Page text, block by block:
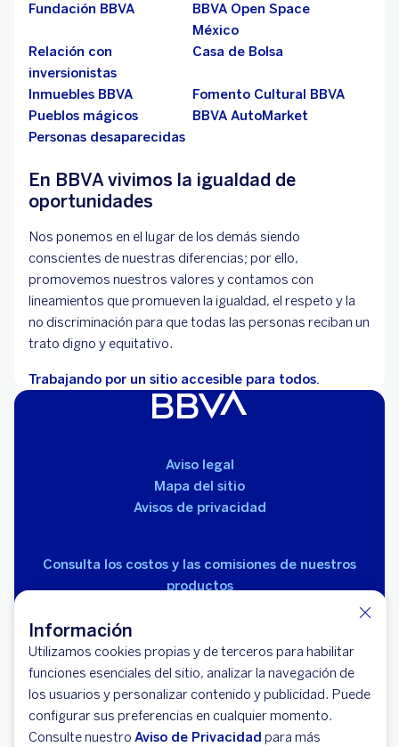
Información
Utilizamos cookies propias y de terceros para habilitar
funciones esenciales del sitio, analizar la navegación de
los usuarios y personalizar contenido y publicidad. Puede
configurar sus preferencias en cualquier momento.
Consulte nuestro Aviso de Privacidad para más
Fundación BBVA
BBVA Open Space
México
Relación con
inversionistas
Casa de Bolsa
Inmuebles BBVA
Fomento Cultural BBVA
Pueblos mágicos
BBVA AutoMarket
Personas desaparecidas
En BBVA vivimos la igualdad de
oportunidades
Nos ponemos en el lugar de los demás siendo
conscientes de nuestras diferencias; por ello,
promovemos nuestros valores y contamos con
lineamientos que promueven la igualdad, el respeto y la
no discriminación para que todas las personas reciban un
trato digno y equitativo.
Trabajando por un sitio accesible para todos.
Aviso legal
Mapa del sitio
Avisos de privacidad
Consulta los costos y las comisiones de nuestros
productos
© 2026 BBVA México, S.A., Institución de Banca
Múltiple, Grupo Financiero BBVA México. Avenida Paseo